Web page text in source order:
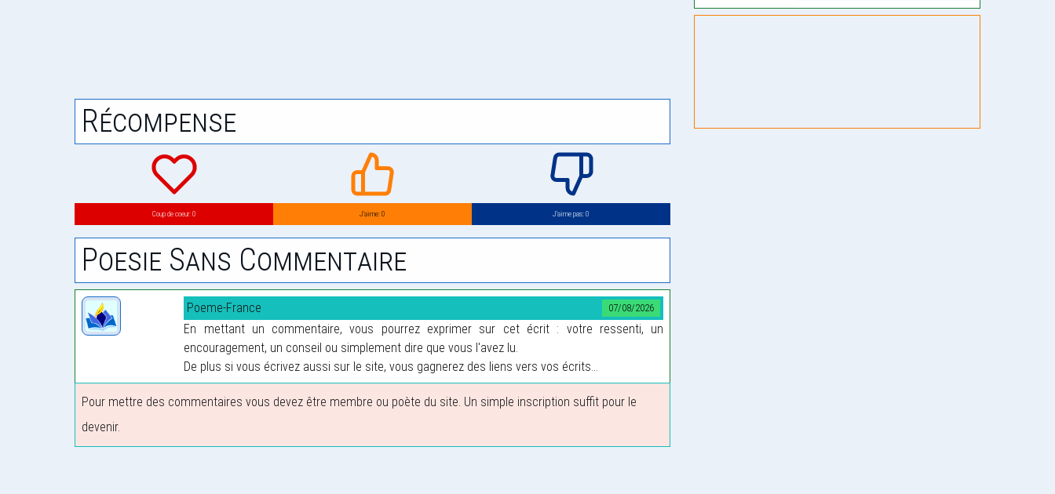
Récompense
Coup de coeur: 0 J’aime: 0 J’aime pas: 0
Poesie Sans Commentaire
07/08/2026
Poeme-France
En mettant un commentaire, vous pourrez exprimer sur cet écrit : votre ressenti, un
encouragement, un conseil ou simplement dire que vous l'avez lu.
De plus si vous écrivez aussi sur le site, vous gagnerez des liens vers vos écrits...
Pour mettre des commentaires vous devez être membre ou poète du site. Un simple inscription suffit pour le
devenir.